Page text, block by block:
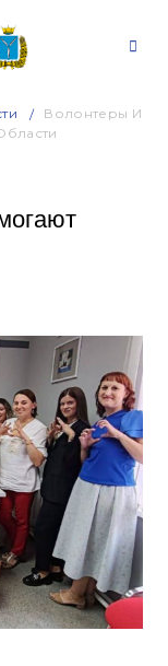
Волонтеры И